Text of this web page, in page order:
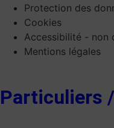
Protection des
Cookies
Accessibilité - non
Mentions légales
Particuliers